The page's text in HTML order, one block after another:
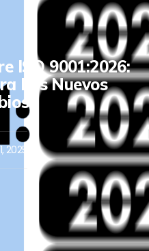
ISO 9001:2026:
Los Nuevos
2025